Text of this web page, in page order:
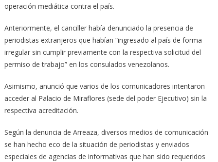
operación mediática contra el país.
Anteriormente, el canciller había denunciado la presencia de
periodistas extranjeros que habían “ingresado al país de forma
irregular sin cumplir previamente con la respectiva solicitud del
permiso de trabajo” en los consulados venezolanos.
Asimismo, anunció que varios de los comunicadores intentaron
acceder al Palacio de Miraflores (sede del poder Ejecutivo) sin la
respectiva acreditación.
Según la denuncia de Arreaza, diversos medios de comunicación
se han hecho eco de la situación de periodistas y enviados
especiales de agencias de informativas que han sido requeridos